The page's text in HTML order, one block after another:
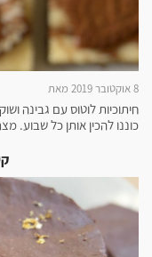
8 אוקטובר 2019 מאת
כוננו להכין אותן כל שבוע. מצרכים ל 16 יחידות (רינג ריבוע